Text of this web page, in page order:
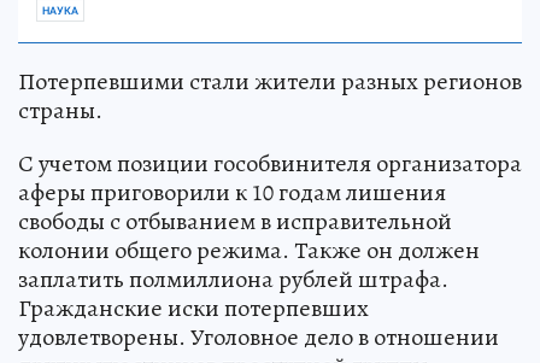
НАУКА
Потерпевшими стали жители разных регионов
страны.
С учетом позиции гособвинителя организатора
аферы приговорили к 10 годам лишения
свободы с отбыванием в исправительной
колонии общего режима. Также он должен
заплатить полмиллиона рублей штрафа.
Гражданские иски потерпевших
удовлетворены. Уголовное дело в отношении